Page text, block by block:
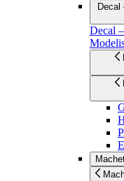
Decal
Decal – Piese Foto-Gravate și Zimmerit
Decal – Piese Foto-Gravate și Zimmerit